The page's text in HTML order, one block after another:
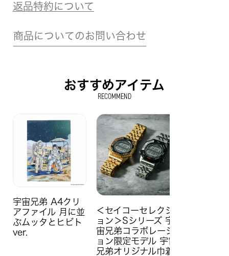
返品特約について
商品についてのお問い合わせ
おすすめアイテム
RECOMMEND
宇宙兄弟 A4クリ
アファイル 月に並
ぶムッタとヒビト
ver.
＜セイコーセレクシ
ョン＞Sシリーズ 宇
宙兄弟コラボレーシ
ョン限定モデル 宇宙
兄弟オリジナル巾着